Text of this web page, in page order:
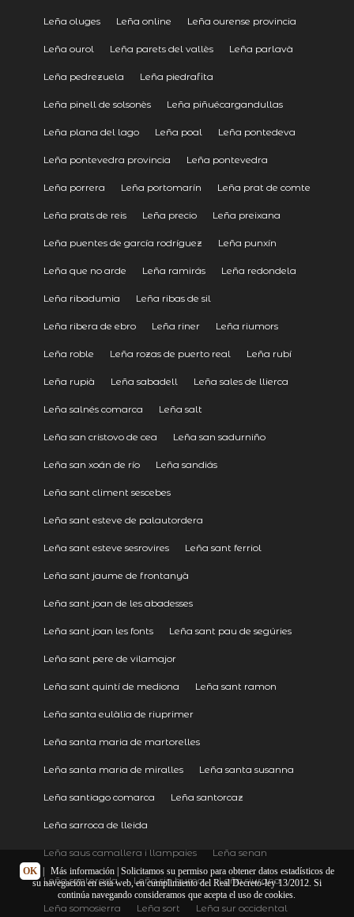
Leña oluges Leña online Leña ourense provincia
Leña ourol Leña parets del vallès Leña parlavà
Leña pedrezuela Leña piedrafita
Leña pinell de solsonès Leña piñuécargandullas
Leña plana del lago Leña poal Leña pontedeva
Leña pontevedra provincia Leña pontevedra
Leña porrera Leña portomarín Leña prat de comte
Leña prats de reis Leña precio Leña preixana
Leña puentes de garcía rodríguez Leña punxín
Leña que no arde Leña ramirás Leña redondela
Leña ribadumia Leña ribas de sil
Leña ribera de ebro Leña riner Leña riumors
Leña roble Leña rozas de puerto real Leña rubí
Leña rupià Leña sabadell Leña sales de llierca
Leña salnés comarca Leña salt
Leña san cristovo de cea Leña san sadurniño
Leña san xoán de río Leña sandiás
Leña sant climent sescebes
Leña sant esteve de palautordera
Leña sant esteve sesrovires Leña sant ferriol
Leña sant jaume de frontanyà
Leña sant joan de les abadesses
Leña sant joan les fonts Leña sant pau de segúries
Leña sant pere de vilamajor
Leña sant quintí de mediona Leña sant ramon
Leña santa eulàlia de riuprimer
Leña santa maria de martorelles
Leña santa maria de miralles Leña santa susanna
Leña santiago comarca Leña santorcaz
Leña sarroca de lleida
Leña saus camallera i llampaies Leña senan
Leña senterada Leña sin humo Leña siurana
Leña somosierra Leña sort Leña sur occidental
OK Más información| Solicitamos su permiso para obtener datos estadísticos de
su navegación en esta web, en cumplimiento del Real Decreto-ley 13/2012. Si
continúa navegando consideramos que acepta el uso de cookies.